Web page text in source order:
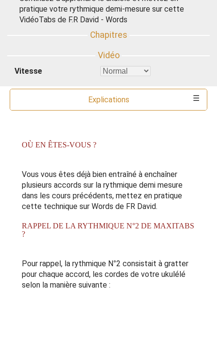
pratique votre rythmique demi-mesure sur cette
VidéoTabs de F.R David - Words
Vitesse
Explications
OÙ EN ÊTES-VOUS ?
Vous vous êtes déjà bien entraîné à enchaîner
plusieurs accords sur la rythmique demi mesure
dans les cours précédents, mettez en pratique
cette technique sur Words de FR David.
RAPPEL DE LA RYTHMIQUE N°2 DE MAXITABS
?
Pour rappel, la rythmique N°2 consistait à gratter
pour chaque accord, les cordes de votre ukulélé
selon la manière suivante :